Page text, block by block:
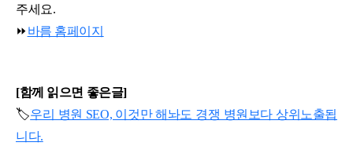
주세요.
⏩바름 홈페이지
[함께 읽으면 좋은글]
🏷️우리 병원 SEO, 이것만 해놔도 경쟁 병원보다 상위노출됩
니다.